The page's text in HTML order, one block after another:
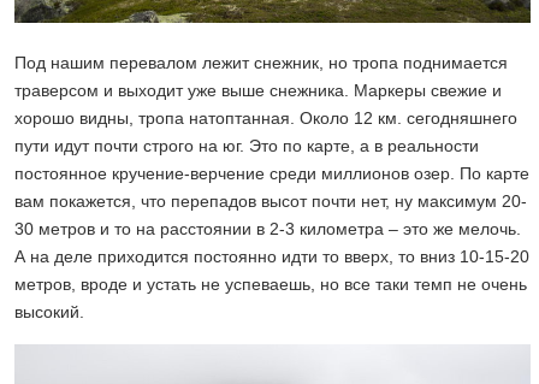
Под нашим перевалом лежит снежник, но тропа поднимается
траверсом и выходит уже выше снежника. Маркеры свежие и
хорошо видны, тропа натоптанная. Около 12 км. сегодняшнего
пути идут почти строго на юг. Это по карте, а в реальности
постоянное кручение-верчение среди миллионов озер. По карте
вам покажется, что перепадов высот почти нет, ну максимум 20-
30 метров и то на расстоянии в 2-3 километра – это же мелочь.
А на деле приходится постоянно идти то вверх, то вниз 10-15-20
метров, вроде и устать не успеваешь, но все таки темп не очень
высокий.